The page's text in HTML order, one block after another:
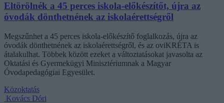
Eltörölnék a 45 perces iskola-előkészítőt, újra az
óvodák dönthetnének az iskolaérettségről
Megszűnhet a 45 perces iskola-előkészítő foglalkozás, újra az
óvodák dönthetnének az iskolaérettségről, és az oviKRÉTA is
átalakulhat. Többek között ezeket a változtatásokat javasolta az
Oktatási és Gyermekügyi Minisztériumnak a Magyar
Óvodapedagógiai Egyesület.
Közoktatás
Kovács Dóri